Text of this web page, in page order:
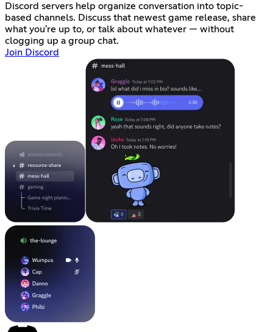
Discord servers help organize conversation into topic-
based channels. Discuss that newest game release, share
what you're up to, or talk about whatever — without
clogging up a group chat.
Join Discord